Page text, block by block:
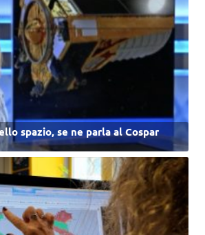
spazio, se ne parla al Cospar